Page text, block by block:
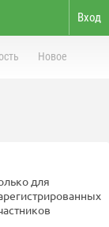
Вход
Новое
для